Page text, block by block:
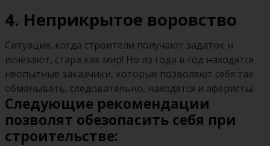
4. Неприкрытое воровство
Ситуация, когда строители получают задаток и
исчезают, стара как мир! Но из года в год находятся
неопытные заказчики, которые позволяют себя так
обманывать, следовательно, находятся и аферисты.
Следующие рекомендации
позволят обезопасить себя при
строительстве: